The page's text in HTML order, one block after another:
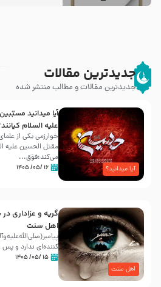
جدیدترین مقالات
جدیدترین مقالات و مطالب منتشر شده
آیا میدانید؟
آیا میدانید
علیه ‌السلام
خوارزمی یکی از
مقتل الحسین علیه
می‌کند:فوَق...
۱۶ /۰۵/ ۱۴۰۵
اهل سنت
گریه و عزاداری
اهل سنت
کننده‌ای ندارد و
۱۵ /۰۵/ ۱۴۰۵